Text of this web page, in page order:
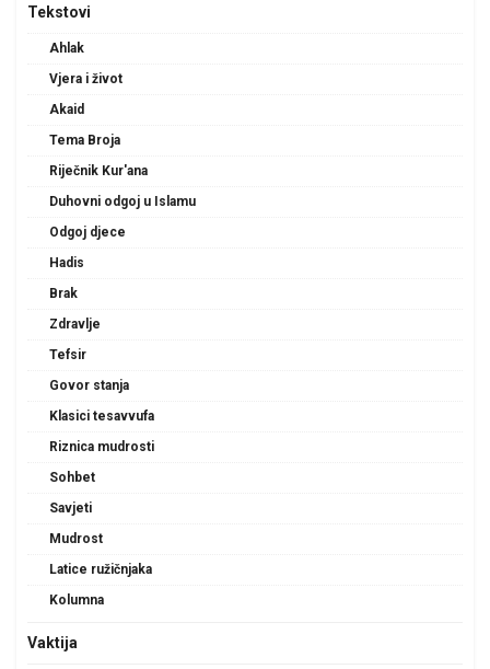
Tekstovi
Ahlak
Vjera i život
Akaid
Tema Broja
Riječnik Kur'ana
Duhovni odgoj u Islamu
Odgoj djece
Hadis
Brak
Zdravlje
Tefsir
Govor stanja
Klasici tesavvufa
Riznica mudrosti
Sohbet
Savjeti
Mudrost
Latice ružičnjaka
Kolumna
Vaktija